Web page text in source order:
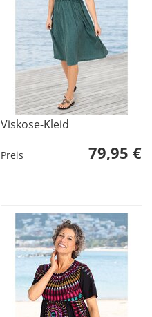
Viskose-Kleid
Preis 79,95 €